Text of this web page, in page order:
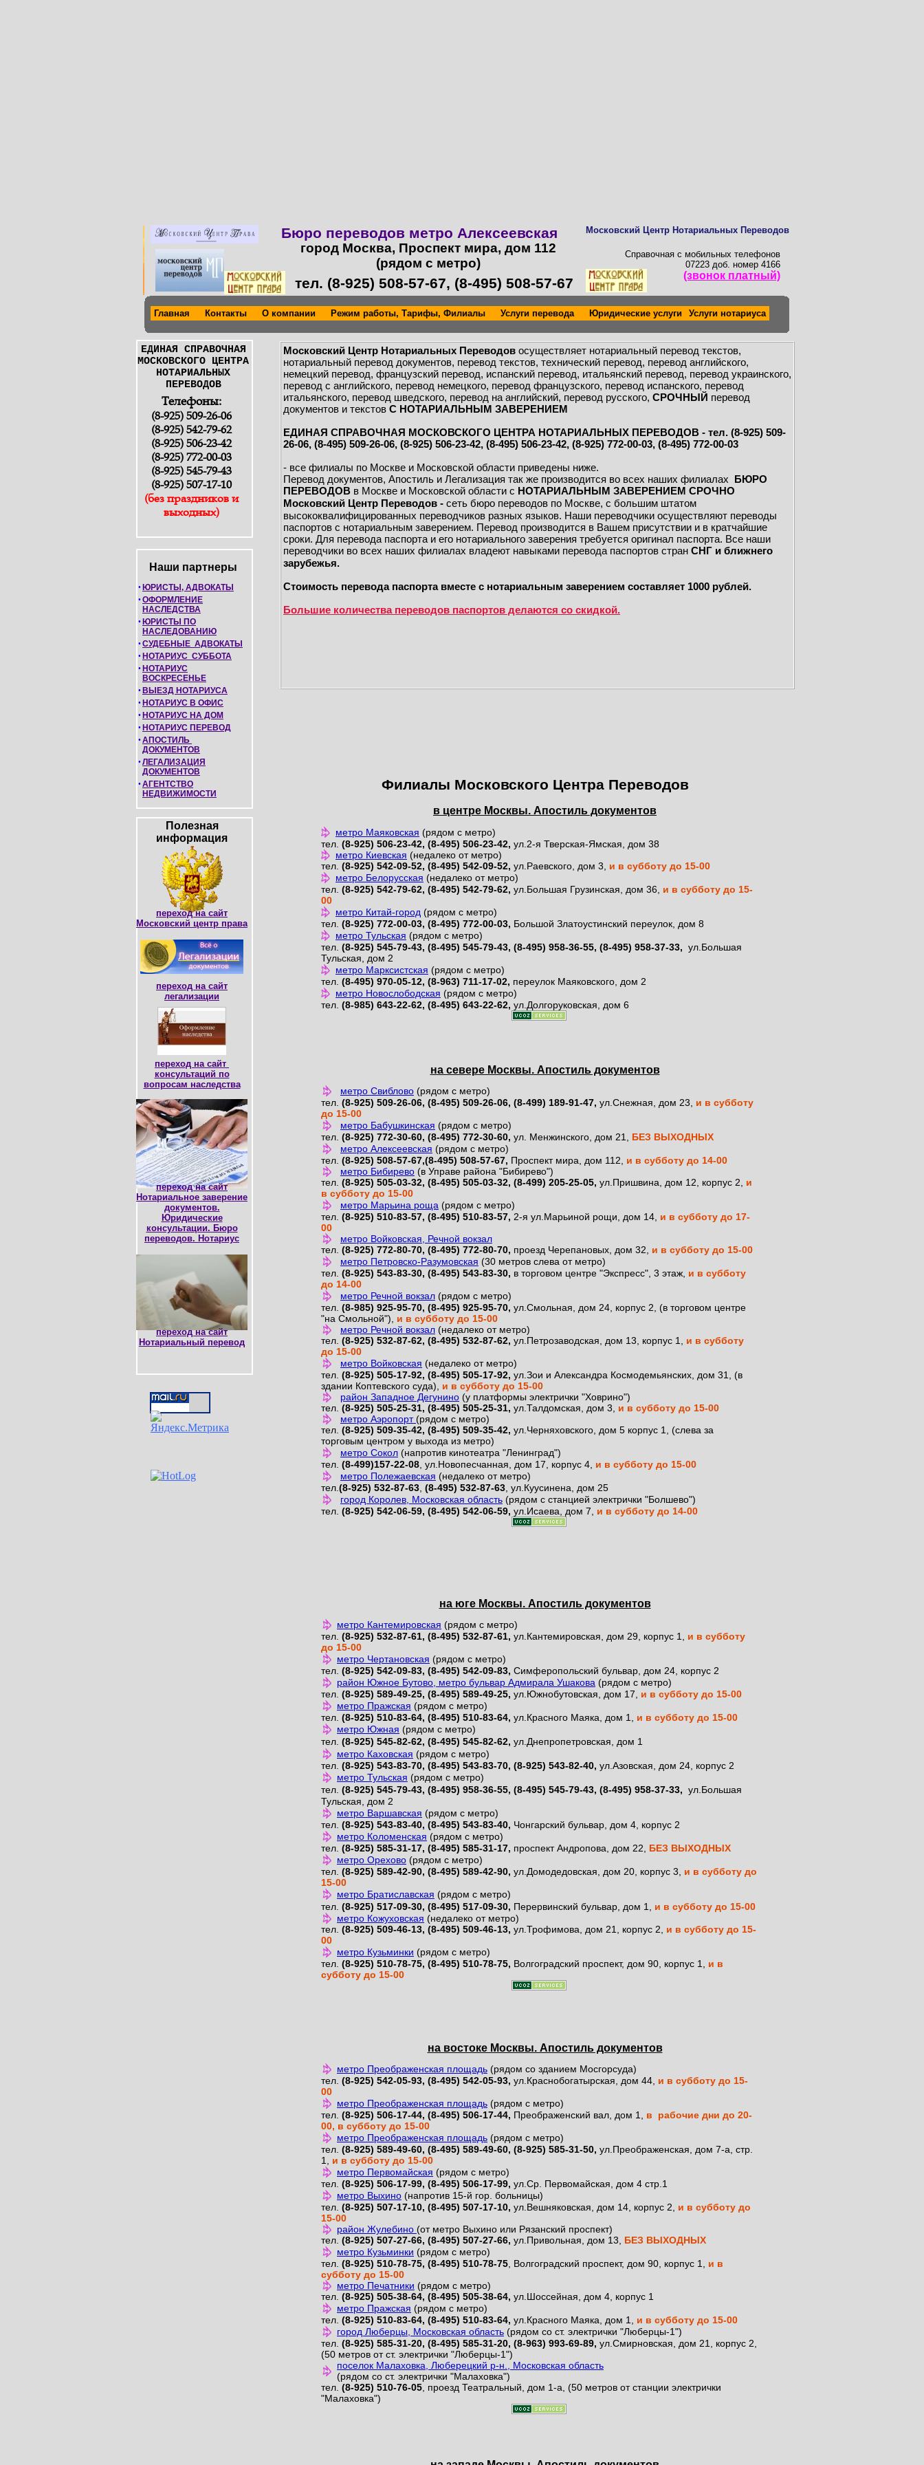
ЕДИНАЯ СПРАВОЧНАЯ
МОСКОВСКОГО ЦЕНТРА
НОТАРИАЛЬНЫХ
ПЕРЕВОДОВ
Телефоны:
(8-925) 509-26-06
(8-925) 542-79-62
(8-925) 506-23-42
(8-925) 772-00-03
(8-925) 545-79-43
(8-925) 507-17-10
(без праздников и
выходных)
Наши партнеры
• ЮРИСТЫ, АДВОКАТЫ
• ОФОРМЛЕНИЕ
НАСЛЕДСТВА
• ЮРИСТЫ ПО
НАСЛЕДОВАНИЮ
• СУДЕБНЫЕ АДВОКАТЫ
• НОТАРИУС СУББОТА
• НОТАРИУС
ВОСКРЕСЕНЬЕ
• ВЫЕЗД НОТАРИУСА
• НОТАРИУС В ОФИС
• НОТАРИУС НА ДОМ
• НОТАРИУС ПЕРЕВОД
• АПОСТИЛЬ
ДОКУМЕНТОВ
• ЛЕГАЛИЗАЦИЯ
ДОКУМЕНТОВ
• АГЕНТСТВО
НЕДВИЖИМОСТИ
Полезная
информация
переход на сайт
Московский центр права
переход на сайт
легализации
переход на сайт
консультаций по
вопросам наследства
переход на сайт
Нотариальное заверение
документов.
Юридические
консультации. Бюро
переводов. Нотариус
переход на сайт
Нотариальный перевод
Главная Контакты О компании Режим работы, Тарифы, Филиалы Услуги перевода Юридические услуги Услуги нотариуса
Московский Центр Нотариальных Переводов
Бюро переводов метро Алексеевская
город Москва, Проспект мира, дом 112
(рядом с метро)
тел. (8-925) 508-57-67, (8-495) 508-57-67
Справочная с мобильных телефонов
07223 доб. номер 4166
(звонок платный)
Филиалы Московского Центра Переводов
в центре Москвы. Апостиль документов
на севере Москвы. Апостиль документов
на юге Москвы. Апостиль документов
на востоке Москвы. Апостиль документов
Московский Центр Нотариальных Переводов осуществляет нотариальный перевод текстов,
нотариальный перевод документов, перевод текстов, технический перевод, перевод английского,
немецкий перевод, французский перевод, испанский перевод, итальянский перевод, перевод украинского,
перевод с английского, перевод немецкого, перевод французского, перевод испанского, перевод
итальянского, перевод шведского, перевод на английский, перевод русского, СРОЧНЫЙ перевод
документов и текстов С НОТАРИАЛЬНЫМ ЗАВЕРЕНИЕМ
ЕДИНАЯ СПРАВОЧНАЯ МОСКОВСКОГО ЦЕНТРА НОТАРИАЛЬНЫХ ПЕРЕВОДОВ - тел. (8-925) 509-
26-06, (8-495) 509-26-06, (8-925) 506-23-42, (8-495) 506-23-42, (8-925) 772-00-03, (8-495) 772-00-03
- все филиалы по Москве и Московской области приведены ниже.
Перевод документов, Апостиль и Легализация так же производится во всех наших филиалах БЮРО
ПЕРЕВОДОВ в Москве и Московской области с НОТАРИАЛЬНЫМ ЗАВЕРЕНИЕМ СРОЧНО
Московский Центр Переводов - сеть бюро переводов по Москве, с большим штатом
высококвалифицированных переводчиков разных языков. Наши переводчики осуществляют переводы
паспортов с нотариальным заверением. Перевод производится в Вашем присутствии и в кратчайшие
сроки. Для перевода паспорта и его нотариального заверения требуется оригинал паспорта. Все наши
переводчики во всех наших филиалах владеют навыками перевода паспортов стран СНГ и ближнего
зарубежья.
Стоимость перевода паспорта вместе с нотариальным заверением составляет 1000 рублей.
Большие количества переводов паспортов делаются со скидкой.